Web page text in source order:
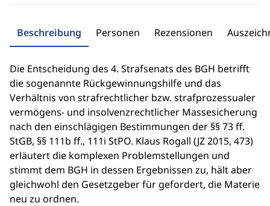
Beschreibung Personen Rezensionen
Die Entscheidung des 4. Strafsenats des BGH betrifft
die sogenannte Rückgewinnungshilfe und das
Verhältnis von strafrechtlicher bzw. strafprozessualer
vermögens- und insolvenzrechtlicher Massesicherung
nach den einschlägigen Bestimmungen der §§ 73 ff.
StGB, §§ 111b ff., 111i StPO. Klaus Rogall (JZ 2015, 473)
erläutert die komplexen Problemstellungen und
stimmt dem BGH in dessen Ergebnissen zu, hält aber
gleichwohl den Gesetzgeber für gefordert, die Materie
neu zu ordnen.